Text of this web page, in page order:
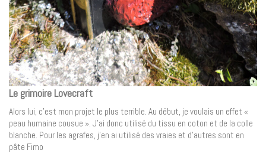
Le grimoire Lovecraft
Alors lui, c’est mon projet le plus terrible. Au début, je voulais un effet «
peau humaine cousue ». J’ai donc utilisé du tissu en coton et de la colle
blanche. Pour les agrafes, j’en ai utilisé des vraies et d’autres sont en
pâte Fimo